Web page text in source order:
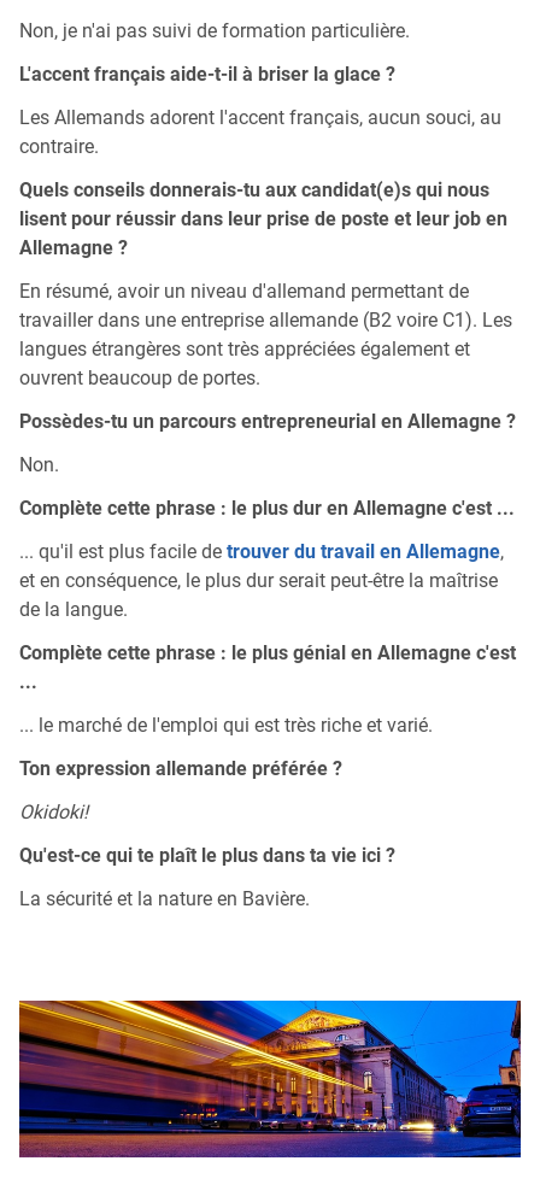
Non, je n'ai pas suivi de formation particulière.
L'accent français aide-t-il à briser la glace ?
Les Allemands adorent l'accent français, aucun souci, au
contraire.
Quels conseils donnerais-tu aux candidat(e)s qui nous
lisent pour réussir dans leur prise de poste et leur job en
Allemagne ?
En résumé, avoir un niveau d'allemand permettant de
travailler dans une entreprise allemande (B2 voire C1). Les
langues étrangères sont très appréciées également et
ouvrent beaucoup de portes.
Possèdes-tu un parcours entrepreneurial en Allemagne ?
Non.
Complète cette phrase : le plus dur en Allemagne c'est ...
... qu'il est plus facile de trouver du travail en Allemagne,
et en conséquence, le plus dur serait peut-être la maîtrise
de la langue.
Complète cette phrase : le plus génial en Allemagne c'est
...
... le marché de l'emploi qui est très riche et varié.
Ton expression allemande préférée ?
Okidoki!
Qu'est-ce qui te plaît le plus dans ta vie ici ?
La sécurité et la nature en Bavière.